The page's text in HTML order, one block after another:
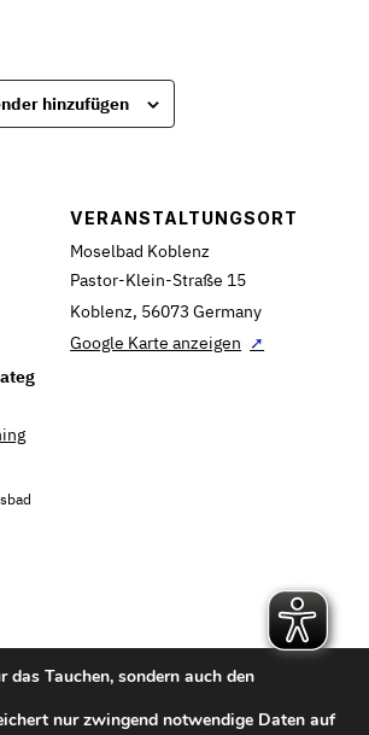
hinzufügen
VERANSTALTUNGSORT
Moselbad Koblenz
Pastor-Klein-Straße 15
Koblenz, 56073 Germany
Google Karte anzeigen
das Tauchen, sondern auch den
nur zwingend notwendige Daten auf